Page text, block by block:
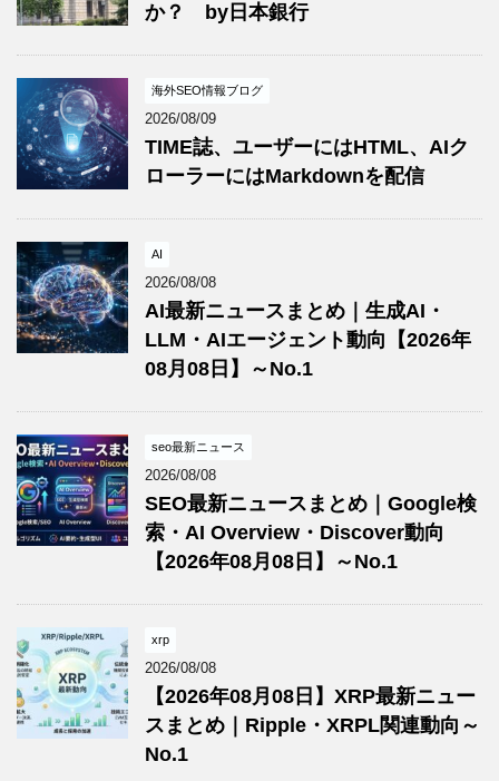
か？ by日本銀行
海外SEO情報ブログ
2026/08/09
TIME誌、ユーザーにはHTML、AIク
ローラーにはMarkdownを配信
AI
2026/08/08
AI最新ニュースまとめ｜生成AI・
LLM・AIエージェント動向【2026年
08月08日】～No.1
seo最新ニュース
2026/08/08
SEO最新ニュースまとめ｜Google検
索・AI Overview・Discover動向
【2026年08月08日】～No.1
xrp
2026/08/08
【2026年08月08日】XRP最新ニュー
スまとめ｜Ripple・XRPL関連動向～
No.1